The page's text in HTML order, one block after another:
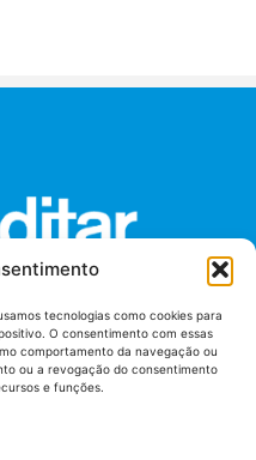
tecnologias como cookies para
O consentimento com essas
comportamento da navegação ou
ou a revogação do consentimento
e funções.
de Controle Externo -
(SAF/Sul), Qd. 04, Lt. 01
Subsolo, Sala S04